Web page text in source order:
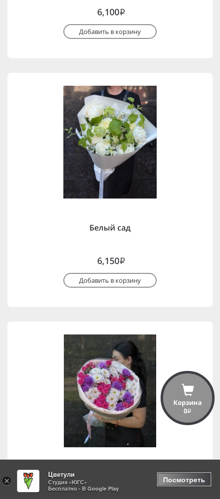
6,100i
Добавить в корзину
Белый сад
6,150i
Добавить в корзину
Лав Лидия
Корзина
0i
×
Цветули
Студия «ЮГС»
Бесплатно - В Google Play
Посмотреть